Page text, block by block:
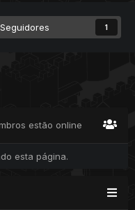
Seguidores 1
estão online
esta página.